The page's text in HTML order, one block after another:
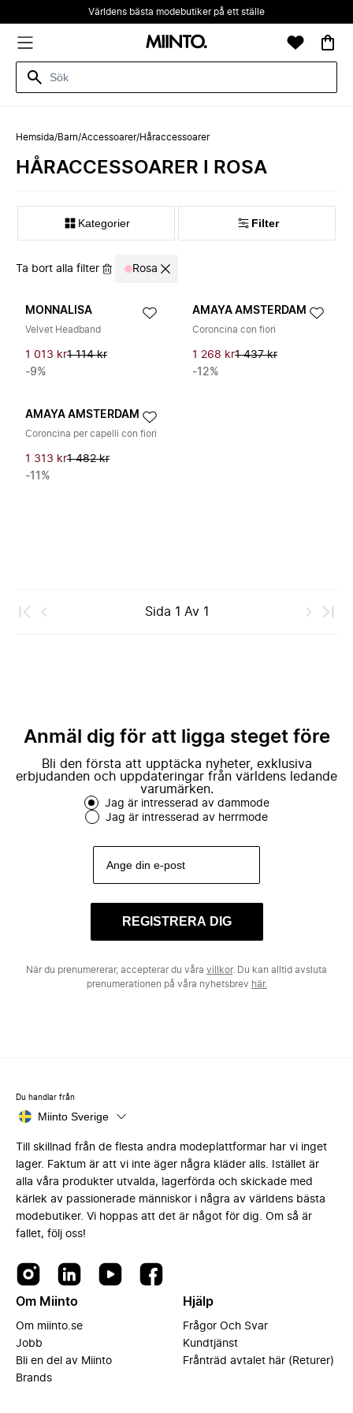
Världens bästa modebutiker på ett ställe
Hemsida/Barn/Accessoarer/Håraccessoarer
HÅRACCESSOARER I ROSA
Kategorier Filter
Ta bort alla filter Rosa
MONNALISA
Velvet Headband
1 013 kr1 114 kr
-9%
AMAYA AMSTERDAM
Coroncina con fiori
1 268 kr1 437 kr
-12%
AMAYA AMSTERDAM
Coroncina per capelli con fiori
1 313 kr1 482 kr
-11%
Sida 1 Av 1
Anmäl dig för att ligga steget före
Bli den första att upptäcka nyheter, exklusiva
erbjudanden och uppdateringar från världens ledande
varumärken.
Jag är intresserad av dammode
Jag är intresserad av herrmode
REGISTRERA DIG
När du prenumererar, accepterar du våra villkor. Du kan alltid avsluta
prenumerationen på våra nyhetsbrev här.
Du handlar från
Miinto Sverige
Till skillnad från de flesta andra modeplattformar har vi inget
lager. Faktum är att vi inte äger några kläder alls. Istället är
alla våra produkter utvalda, lagerförda och skickade med
kärlek av passionerade människor i några av världens bästa
modebutiker. Vi hoppas att det är något för dig. Om så är
fallet, följ oss!
Om Miinto
Om miinto.se
Jobb
Bli en del av Miinto
Brands
Hjälp
Frågor Och Svar
Kundtjänst
Frånträd avtalet här (Returer)